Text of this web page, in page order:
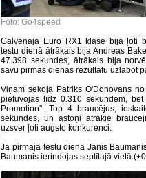
Foto: Go4speed
Galvenajā Euro RX1 klasē bija ļoti
testu dienā ātrākais bija Andreas
47.398 sekundes, ātrākais bija
savu pirmās dienas rezultātu uzlabot
Viņam sekoja Patriks O'Donovans
pietuvojās līdz 0.310 sekundēm,
Promotion''. Top 4 braucējus,
sekundes, un astoņi ātrākie
uzsver ļoti augsto konkurenci.
Ja pirmajā testu dienā Jānis
Baumanis ierindojas septītajā vietā